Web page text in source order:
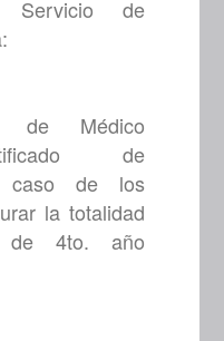
de
de Médico
de
caso de los
la totalidad
de 4to. año